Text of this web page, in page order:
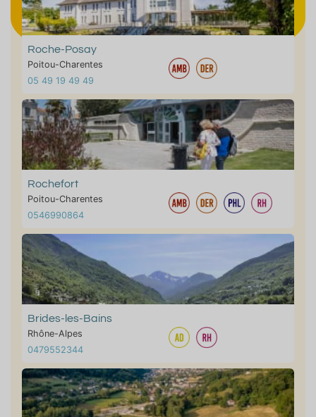
Roche-Posay
Poitou-Charentes
05 49 19 49 49
Rochefort
Poitou-Charentes
0546990864
Brides-les-Bains
Rhône-Alpes
0479552344